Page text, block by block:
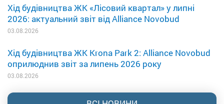
Хід будівництва ЖК «Лісовий квартал» у липні
2026: актуальний звіт від Alliance Novobud
03.08.2026
Хід будівництва ЖК Krona Park 2: Alliance Novobud
оприлюднив звіт за липень 2026 року
03.08.2026